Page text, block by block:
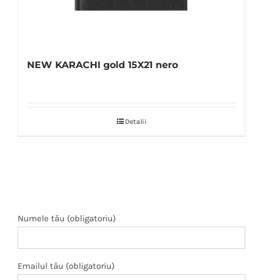
NEW KARACHI gold 15X21 nero
Detalii
Numele tău (obligatoriu)
Emailul tău (obligatoriu)